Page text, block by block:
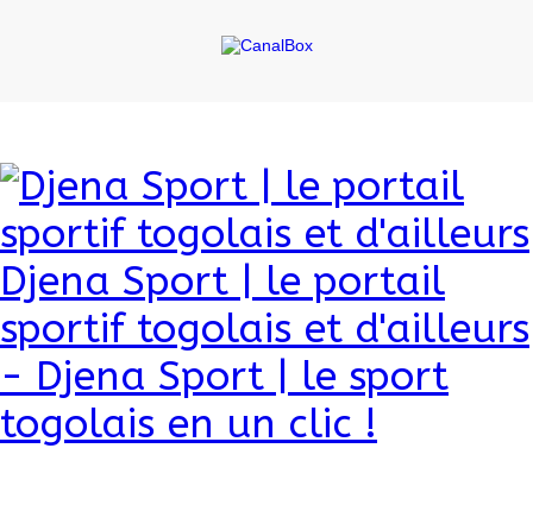
Djena Sport | le portail
sportif togolais et d'ailleurs
- Djena Sport | le sport
togolais en un clic !